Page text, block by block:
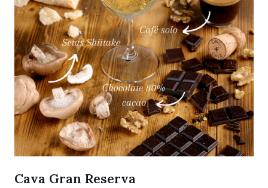
Cava Gran Reserva